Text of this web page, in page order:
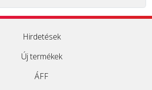
Hirdetések
Új termékek
ÁFF